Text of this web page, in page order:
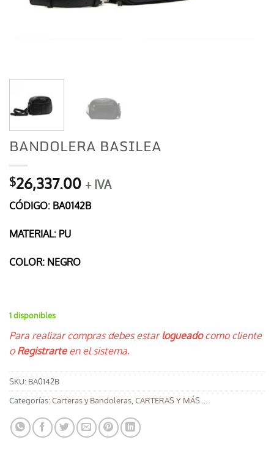
BANDOLERA BASILEA
$26,337.00 + IVA
CÓDIGO: BA0142B
MATERIAL: PU
COLOR: NEGRO
1 disponibles
Para realizar compras debes estarlogueadocomo cliente
oRegistrarteen el sistema.
SKU: BA0142B
Categorías:Carteras y Bandoleras CARTERAS Y MÁS ...